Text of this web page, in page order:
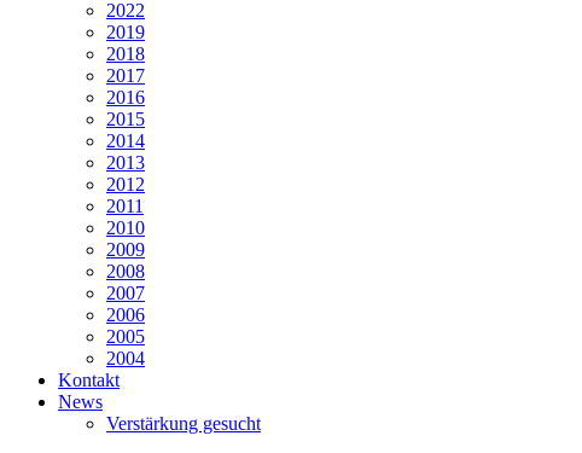
2022
2019
2018
2017
2016
2015
2014
2013
2012
2011
2010
2009
2008
2007
2006
2005
2004
Kontakt
News
Verstärkung gesucht